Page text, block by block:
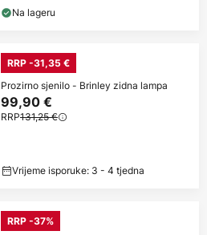
Na lageru
RRP -31,35 €
Prozirno sjenilo - Brinley zidna lampa
99,90 €
RRP131,25 €
Vrijeme isporuke: 3 - 4 tjedna
RRP -37%